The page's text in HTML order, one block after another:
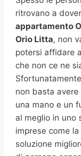
ritrovano a
appartamento
Orio Litta, non
potersi affidare
che non ce ne
non basta
una mano e un
al meglio in uno
imprese come
soluzione